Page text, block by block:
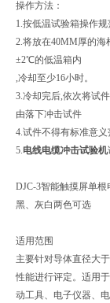
操作方法：
1.按低温试验箱操作
2.将放在40MM厚的
±2℃的低温箱内
,冷却至少16小时。
3.冷却完后,依次将试
由落下冲击试件
4.试件不得有标准意义
5. 电线电缆冲击试验机
DJC-3智能触摸屏单
黑、灰白两色可选
适用
主要针对导体直径大
性能进行评定。适用
动工具、电子仪器、